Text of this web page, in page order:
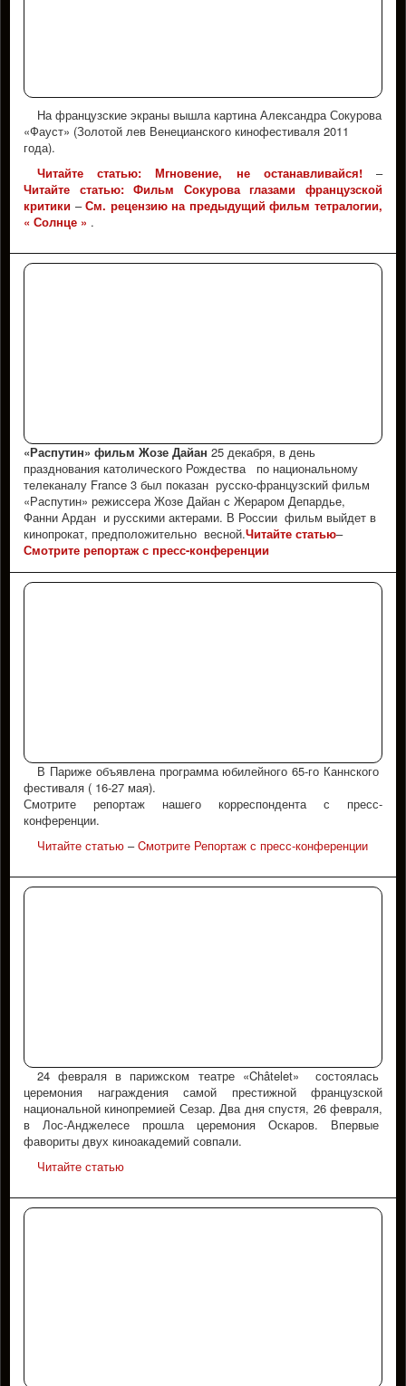
На французские экраны вышла картина Александра Сокурова
«Фауст» (Золотой лев Венецианского кинофестиваля 2011
года).
Читайте статью: Мгновение, не останавливайся!–
Читайте статью: Фильм Сокурова глазами французской
критики –См. рецензию на предыдущий фильм тетралогии,
« Солнце » .
«Распутин» фильм Жозе Дайан 25 декабря, в день
празднования католического Рождества по национальному
телеканалу France 3 был показан русско-французский фильм
«Распутин» режиссера Жозе Дайан с Жераром Депардье,
Фанни Ардан и русскими актерами. В России фильм выйдет в
кинопрокат, предположительно весной.Читайте статью–
Смотрите репортаж с пресс-конференции
В Париже объявлена программа юбилейного 65-го Каннского
фестиваля ( 16-27 мая).
Смотрите репортаж нашего корреспондента с пресс-
конференции.
Читайте статью –Cмотрите Репортаж с пресс-конференции
24 февраля в парижском театре «Châtelet» состоялась
церемония награждения самой престижной французской
национальной кинопремией Сезар. Два дня спустя, 26 февраля,
в Лос-Анджелесе прошла церемония Оскаров. Впервые
фавориты двух киноакадемий совпали.
Читайте статью